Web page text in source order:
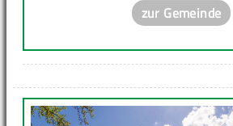
zur Gemeinde